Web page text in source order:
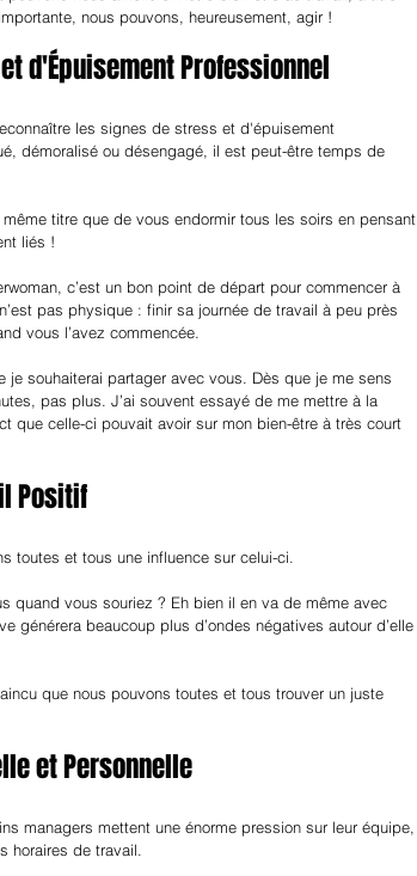
nous pouvons, heureusement, agir !
d'Épuisement Professionnel
les signes de stress et d'épuisement
démoralisé ou désengagé, il est peut-être temps de
titre que de vous endormir tous les soirs en pensant
liés !
c’est un bon point de départ pour commencer à
pas physique : finir sa journée de travail à peu près
vous l’avez commencée.
souhaiterai partager avec vous. Dès que je me sens
pas plus. J’ai souvent essayé de me mettre à la
que celle-ci pouvait avoir sur mon bien-être à très court
Positif
toutes et tous une influence sur celui-ci.
quand vous souriez ? Eh bien il en va de même avec
générera beaucoup plus d’ondes négatives autour d’elle
que nous pouvons toutes et tous trouver un juste
et Personnelle
managers mettent une énorme pression sur leur équipe,
horaires de travail.